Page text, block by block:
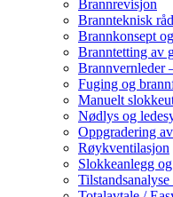
Brannrevisjon
Brannteknisk
Brannkonsept
Branntetting av
Brannvernleder
Fuging og
Manuelt
Nødlys og
Oppgradering
Røykventilasjon
Slokkeanlegg